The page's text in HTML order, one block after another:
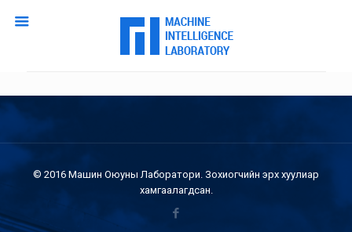
© 2016 Машин Оюуны Лаборатори. Зохиогчийн эрх хуулиар
хамгаалагдсан.